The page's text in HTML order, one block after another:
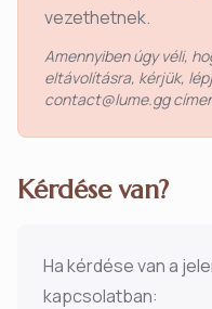
vezethetnek.
Amennyiben úgy véli,
eltávolításra, kérjük,
contact@lume.gg
Kérdése van?
Ha kérdése van a
kapcsolatban: